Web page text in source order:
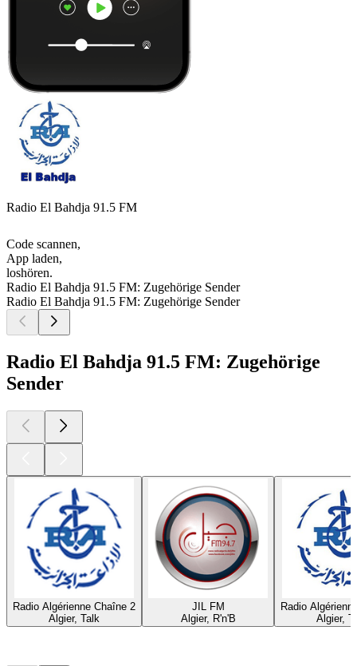
Radio El Bahdja 91.5 FM
Code scannen,
App laden,
loshören.
Radio El Bahdja 91.5 FM: Zugehörige Sender
Radio El Bahdja 91.5 FM: Zugehörige Sender
Radio El Bahdja 91.5 FM: Zugehörige
Sender
Radio Algérienne Chaîne 2
Algier, Talk
JIL FM
Algier, R'n'B
Radio
Algier,